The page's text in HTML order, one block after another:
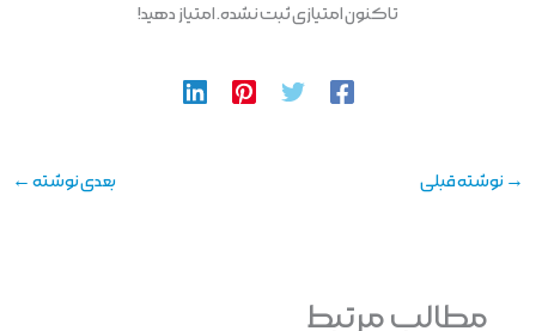
تاکنون امتیازی ثبت نشده. امتیاز دهید!
→ نوشته قبلی بعدی نوشته ←
مطالب مرتبط